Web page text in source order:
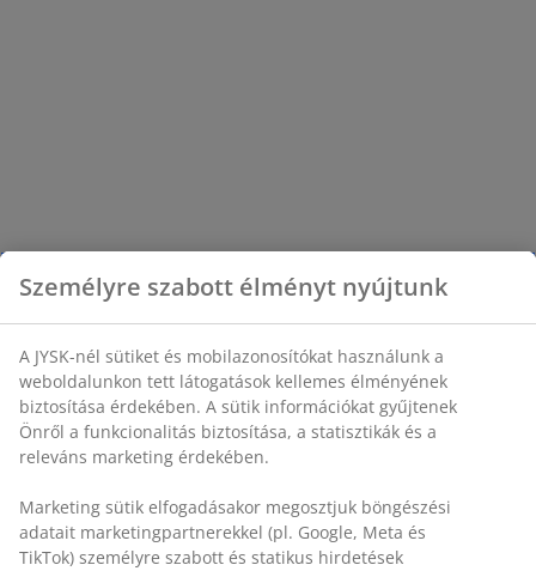
Személyre szabott élményt nyújtunk
A JYSK-nél sütiket és mobilazonosítókat használunk a
weboldalunkon tett látogatások kellemes élményének
biztosítása érdekében. A sütik információkat gyűjtenek
Önről a funkcionalitás biztosítása, a statisztikák és a
releváns marketing érdekében.
Marketing sütik elfogadásakor megosztjuk böngészési
adatait marketingpartnerekkel (pl. Google, Meta és
TikTok) személyre szabott és statikus hirdetések